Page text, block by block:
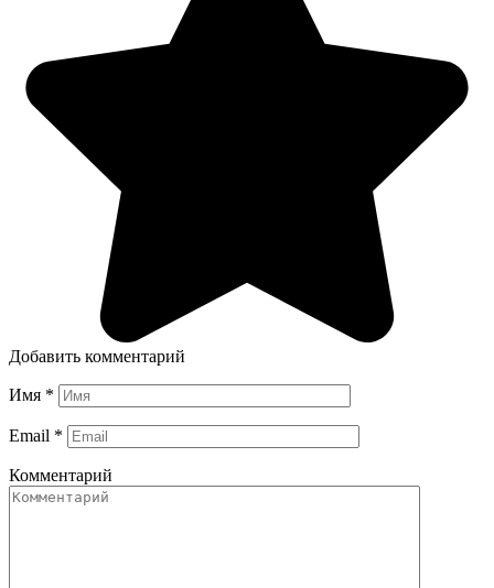
Добавить комментарий
Имя *
Email *
Комментарий